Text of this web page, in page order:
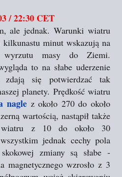
/ 22:30 CET
ale jednak. Warunki wiatru
kilkunastu minut wskazują na
wyrzutu masy do Ziemi.
to na słabe uderzenie
się potwierdzać tak
planety. Prędkość wiatru
naglez około 270 do około
wartością, nastąpił także
wiatru z 10 do około 30
jednak cechy pola
zmiany są słabe -
magnetycznego wzrosło z 3